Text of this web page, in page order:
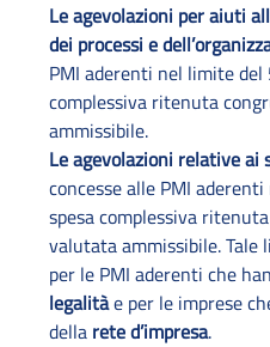
Le agevolazioni per aiuti
dei processi e
PMI aderenti nel limite del
complessiva ritenuta
ammissibile.
Le agevolazioni relative ai
concesse alle PMI
spesa complessiva
valutata ammissibile. Tale
per le PMI aderenti che
legalitàe per le imprese
della rete d’impresa.